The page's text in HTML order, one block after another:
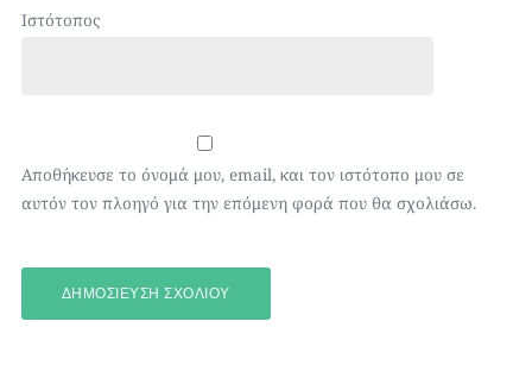
Ιστότοπος
Αποθήκευσε το όνομά μου, email, και τον ιστότοπο μου σε
αυτόν τον πλοηγό για την επόμενη φορά που θα σχολιάσω.